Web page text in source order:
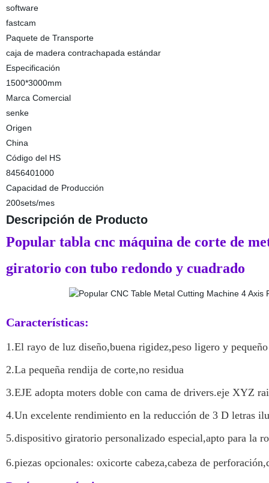
software
fastcam
Paquete de Transporte
caja de madera contrachapada estándar
Especificación
1500*3000mm
Marca Comercial
senke
Origen
China
Código del HS
8456401000
Capacidad de Producción
200sets/mes
Descripción de Producto
Popular tabla cnc máquina de corte de
giratorio con tubo redondo y cuadrado
Características:
1.El rayo de luz diseño,buena rigidez,peso ligero y
2.La pequeña rendija de corte,no residua
3.EJE adopta moters doble con cama de drivers.eje XYZ
4.Un excelente rendimiento en la reducción de 3 D letras
5.dispositivo giratorio personalizado especial,apto para la
6.piezas opcionales: oxicorte cabeza,cabeza de